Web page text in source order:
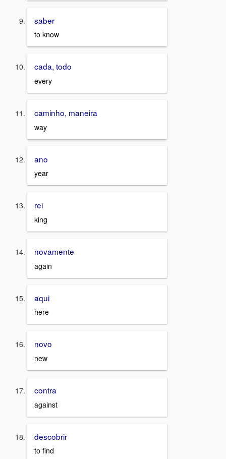
saber
to know
cada, todo
every
caminho, maneira
way
ano
year
rei
king
novamente
again
aqui
here
novo
new
contra
against
descobrir
to find